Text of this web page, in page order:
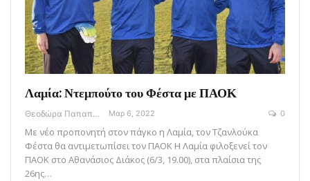
Λαμία: Ντεμπούτο του Φέστα με ΠΑΟΚ
Θεοδώρα Παπαποστόλου Μαρ 6, 2022 0
Με νέο προπονητή στον πάγκο η Λαμία, τον Τζανλούκα
Φέστα θα αντιμετωπίσει τον ΠΑΟΚ Η Λαμία φιλοξενεί τον
ΠΑΟΚ στο Αθανάσιος Διάκος (6/3, 19.00), στα πλαίσια της
26ης…